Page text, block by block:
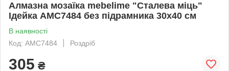
Алмазна мозаїка mebelime "Сталева міць"
Ідейка AMC7484 без підрамника 30х40 см
В наявності
Код: AMC7484
Роздріб
305 ₴